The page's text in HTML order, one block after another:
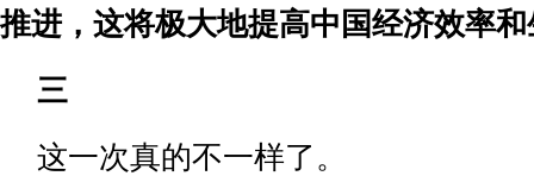
推进， 这将极大地提高中国经济效率
三
这一次真的不一样了。